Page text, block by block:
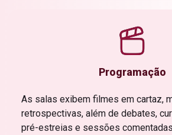
Programação
As salas exibem filmes em cartaz,
retrospectivas, além de debates,
pré-estreias e sessões